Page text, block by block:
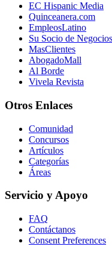
EC Hispanic Media
Quinceanera.com
EmpleosLatino
Su Socio de Negocios
MasClientes
AbogadoMall
Al Borde
Vivela Revista
Otros Enlaces
Comunidad
Concursos
Artículos
Categorías
Áreas
Servicio y Apoyo
FAQ
Contáctanos
Consent Preferences